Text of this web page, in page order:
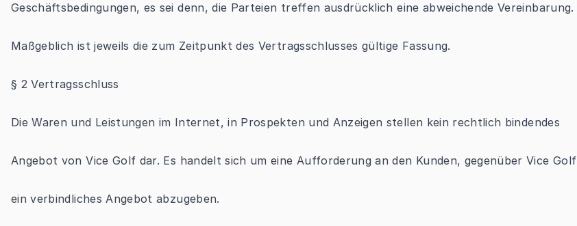
Geschäftsbedingungen, es sei denn, die Parteien treffen ausdrücklich eine abweichende Vereinbarung.
Maßgeblich ist jeweils die zum Zeitpunkt des Vertragsschlusses gültige Fassung.
§ 2 Vertragsschluss
Die Waren und Leistungen im Internet, in Prospekten und Anzeigen stellen kein rechtlich bindendes
Angebot von Vice Golf dar. Es handelt sich um eine Aufforderung an den Kunden, gegenüber Vice Golf
ein verbindliches Angebot abzugeben.